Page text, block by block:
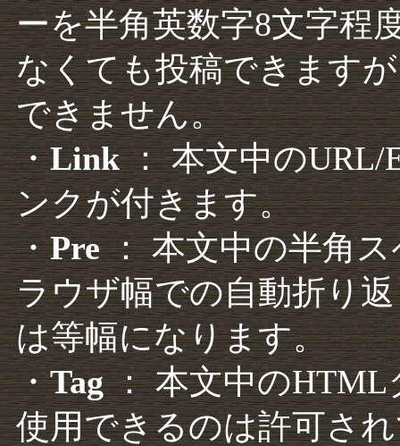
ーを半角英数字8文字程
なくても投稿できます
できません。
・Link： 本文中のURL/
ンクが付きます。
・Pre： 本文中の半角
ラウザ幅での自動折り
は等幅になります。
・Tag： 本文中のHTML
使用できるのは許可さ